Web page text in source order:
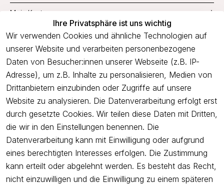
Ihre Privatsphäre ist uns wichtig
Wir verwenden Cookies und ähnliche Technologien auf
unserer Website und verarbeiten personenbezogene
Daten von Besucher:innen unserer Webseite (z.B. IP-
Adresse), um z.B. Inhalte zu personalisieren, Medien von
Drittanbietern einzubinden oder Zugriffe auf unsere
Website zu analysieren. Die Datenverarbeitung erfolgt erst
durch gesetzte Cookies. Wir teilen diese Daten mit Dritten,
die wir in den Einstellungen benennen. Die
Datenverarbeitung kann mit Einwilligung oder aufgrund
eines berechtigten Interesses erfolgen. Die Zustimmung
kann erteilt oder abgelehnt werden. Es besteht das Recht,
nicht einzuwilligen und die Einwilligung zu einem späteren
Mein Konto
Service
Unternehmen
Newsletter
Freue dich über 5€ Rabatt bei deiner nächsten Bestellung und
profitiere von Angeboten.
Newsletter abonnieren